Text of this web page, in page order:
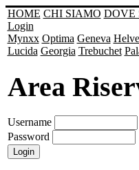
HOME CHI SIAMO DOVE
Login
Mynxx Optima Geneva
Lucida Georgia Trebuchet
Area
Username
Password